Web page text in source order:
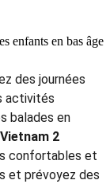
enfants en bas âge
des journées
activités
balades en
2
confortables et
et prévoyez des